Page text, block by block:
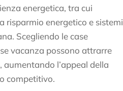
energetica, tra cui
risparmio energetico e sistemi
Scegliendo le case
vacanza possono attrarre
aumentando l’appeal della
competitivo.